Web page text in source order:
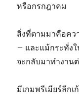
หรือกรกฎาคม
สิ่งที่ตามมาคือคว
– และแม้กระทั่ง
จะกลับมาทำงาน
มีเกมพรีเมียร์ลีก